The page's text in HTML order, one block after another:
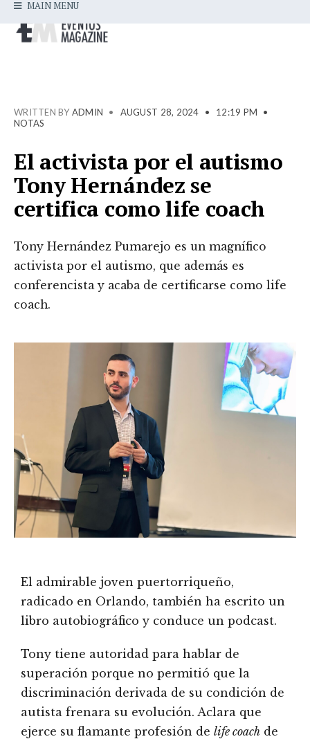
MAIN MENU
WRITTEN BY ADMIN • AUGUST 28, 2024 • 12:19 PM
•
NOTAS
El activista por el autismo
Tony Hernández se
certifica como life coach
Tony Hernández Pumarejo es un magnífico
activista por el autismo, que además es
conferencista y acaba de certificarse como life
coach.
El admirable joven puertorriqueño,
radicado en Orlando, también ha escrito un
libro autobiográfico y conduce un podcast.
Tony tiene autoridad para hablar de
superación porque no permitió que la
discriminación derivada de su condición de
autista frenara su evolución. Aclara que
ejerce su flamante profesión de life coach de